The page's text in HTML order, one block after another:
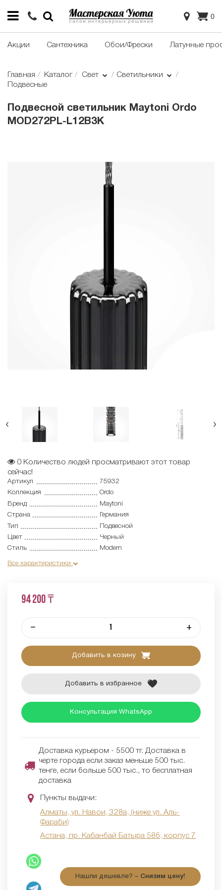
0
Акции Сантехника Обои/Фрески Латунные
Главная Каталог Свет
Светильники
Подвесные
Подвесной светильник Maytoni Ordo
MOD272PL-L12B3K
0 Количество людей просматривают этот товар
сейчас!
Артикул
75932
Коллекция
Ordo
Бренд
Maytoni
Страна
Германия
Тип
Подвесной
Цвет
Черный
Стиль
Modern
Все характеристики
94 200 ₸
– +
Добавить в козину
Добавить в избранное
Консультация WhatsApp
Доставка курьером - 5500 тг. Доставка в
черте города если заказ меньше 500 тыс.
тенге, если больше 500 тыс., то бесплатная
доставка
Пункты выдачи:
Алматы, ул. Навои, 328а, (ниже ул. Аль-
Фараби)
Астана, пр. Кабанбай Батыра 58б, корпус 7
Нашли дешевле? – Снизим цену!